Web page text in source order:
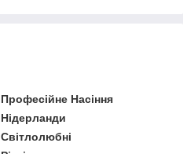
Професійне Насіння
Нідерланди
Світлолюбні